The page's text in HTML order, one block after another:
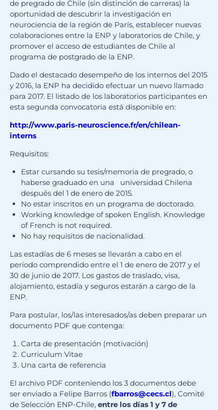
de pregrado de Chile (sin distinción de carreras) la
oportunidad de descubrir la investigación en
neurociencia de la región de París, establecer nuevas
colaboraciones entre la ENP y laboratorios de Chile, y
promover el acceso de estudiantes de Chile al
programa de postgrado de la ENP.
Dado el destacado desempeño de los internos del 2015
y 2016, la ENP ha decidido efectuar un nuevo llamado
para 2017. El listado de los laboratorios participantes en
esta segunda convocatoria está disponible en:
http://www.paris-neuroscience.fr/en/chilean-
interns
Requisitos:
Estar cursando su tesis/memoria de pregrado, o
haberse graduado en una universidad Chilena
después del 1 de enero de 2015.
No estar inscritos en un programa de doctorado.
Working knowledge of spoken English. Knowledge
of French is not required.
No hay requisitos de nacionalidad.
Las estadías de 6 meses se llevarán a cabo en el
período comprendido entre el 1 de enero de 2017 y el
30 de junio de 2017. Los gastos de traslado, visa,
alojamiento, estadía y seguros estarán a cargo de la
ENP.
Para postular, los/las interesados/as deben preparar un
documento PDF que contenga:
Carta de presentación (motivación)
Curriculum Vitae
Una carta de referencia
El archivo PDF conteniendo los 3 documentos debe
ser enviado a Felipe Barros (fbarros@cecs.cl), Comité
de Selección ENP-Chile, entre los días 1 y 7 de